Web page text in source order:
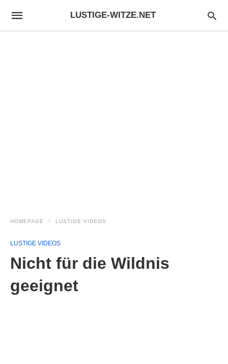
LUSTIGE-WITZE.NET
HOMEPAGE LUSTIGE VIDEOS
LUSTIGE VIDEOS
Nicht für die Wildnis
geeignet